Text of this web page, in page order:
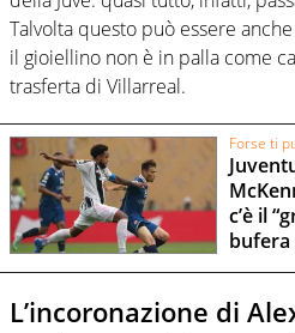
Talvolta questo può essere
il gioiellino non è in palla come
trasferta di Villarreal.
Forse ti
c’è il
bufera
L’incoronazione di